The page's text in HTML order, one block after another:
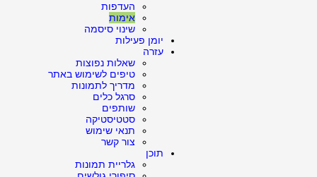
העדפות
אימות
שינוי סיסמה
יומן פעילות
עזרה
שאלות נפוצות
טיפים לשימוש באתר
מדריך לתמונות
סרגל כלים
שותפים
סטטיסטיקה
תנאי שימוש
צור קשר
תוכן
גלריית תמונות